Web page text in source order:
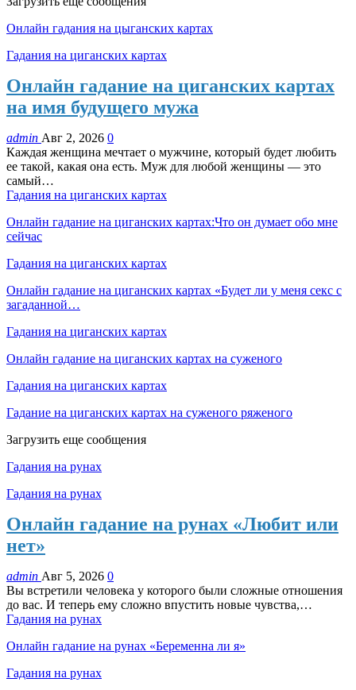
Онлайн гадания на цыганских картах
Гадания на циганских картах
Онлайн гадание на циганских картах
на имя будущего мужа
admin Авг 2, 2026 0
Каждая женщина мечтает о мужчине, который будет любить
ее такой, какая она есть. Муж для любой женщины — это
самый…
Гадания на циганских картах
Онлайн гадание на циганских картах:Что он думает обо мне
сейчас
Гадания на циганских картах
Онлайн гадание на циганских картах «Будет ли у меня секс с
загаданной…
Гадания на циганских картах
Онлайн гадание на циганских картах на суженого
Гадания на циганских картах
Гадание на циганских картах на суженого ряженого
Загрузить еще сообщения
Гадания на рунах
Гадания на рунах
Онлайн гадание на рунах «Любит или
нет»
admin Авг 5, 2026 0
Вы встретили человека у которого были сложные отношения
до вас. И теперь ему сложно впустить новые чувства,…
Гадания на рунах
Онлайн гадание на рунах «Беременна ли я»
Гадания на рунах